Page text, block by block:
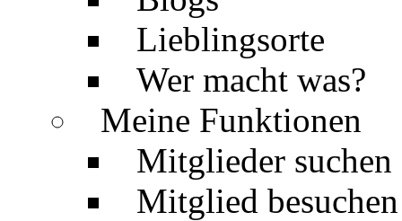
Lieblingsorte
Wer macht was?
Meine Funktionen
Mitglieder suchen
Mitglied besuchen